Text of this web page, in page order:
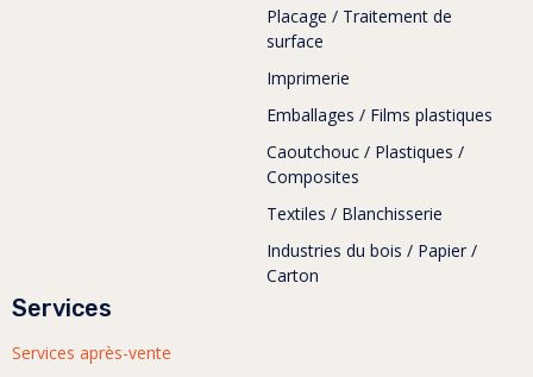
Placage / Traitement de
surface
Imprimerie
Emballages / Films plastiques
Caoutchouc / Plastiques /
Composites
Textiles / Blanchisserie
Industries du bois / Papier /
Carton
Services
Services après-vente